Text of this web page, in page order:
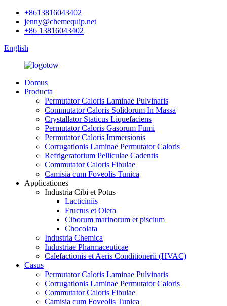
+8613816043402
jenny@chemequip.net
+86 13816043402
English
Domus
Producta
Permutator Caloris Laminae Pulvinaris
Commutator Caloris Solidorum In Massa
Crystallator Staticus Liquefaciens
Permutator Caloris Gasorum Fumi
Permutator Caloris Immersionis
Corrugationis Laminae Permutator Caloris
Refrigeratorium Pelliculae Cadentis
Commutator Caloris Fibulae
Camisia cum Foveolis Tunica
Applicationes
Industria Cibi et Potus
Lacticiniis
Fructus et Olera
Ciborum marinorum et piscium
Chocolata
Industria Chemica
Industriae Pharmaceuticae
Calefactionis et Aeris Conditionerii (HVAC)
Casus
Permutator Caloris Laminae Pulvinaris
Corrugationis Laminae Permutator Caloris
Commutator Caloris Fibulae
Camisia cum Foveolis Tunica